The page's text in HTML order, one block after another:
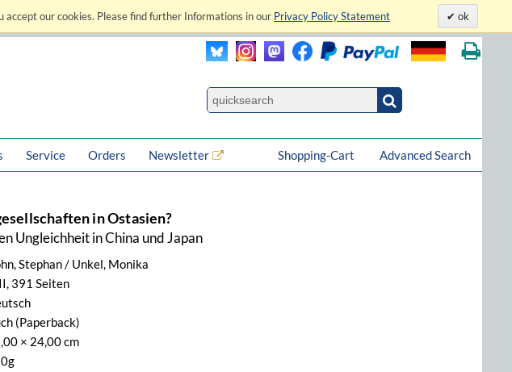
our cookies. Please find further Informations in our Privacy Policy Statement ok
Service Orders Newsletter Advanced Search
Shopping-Cart
in Ostasien?
Ungleichheit in China und Japan
Stephan / Unkel, Monika
391 Seiten
(Paperback)
× 24,00 cm